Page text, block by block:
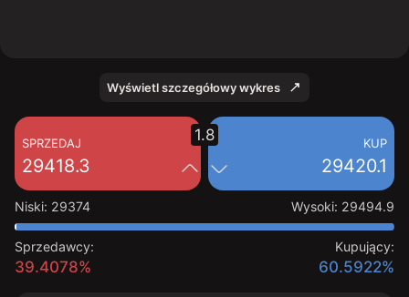
Wyświetl szczegółowy wykres
SPRZEDAJ
29418.3
KUP
29420.1
1.8
Niski: 29374 Wysoki: 29494.9
Sprzedawcy:
39.4078%
Kupujący:
60.5922%